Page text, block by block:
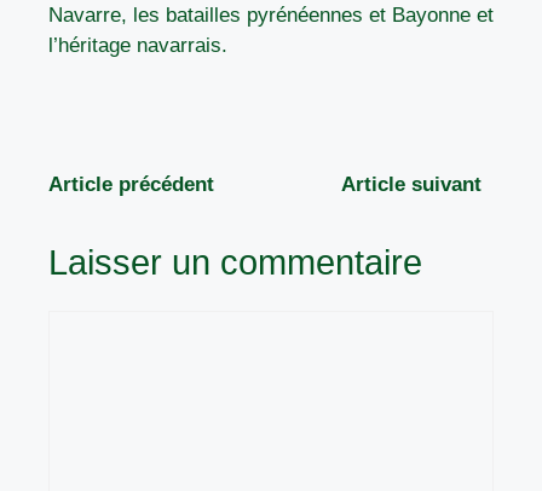
Navarre, les batailles pyrénéennes et Bayonne et
l’héritage navarrais.
Article précédent Article suivant
Laisser un commentaire